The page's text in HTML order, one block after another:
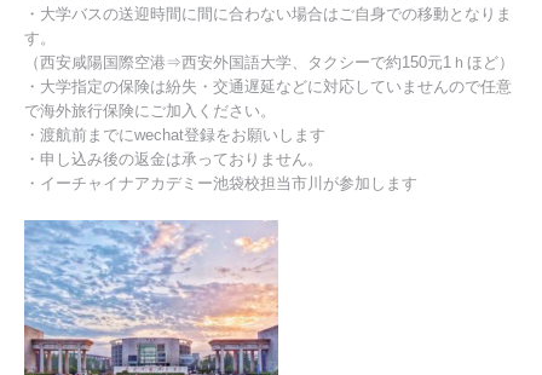
・大学バスの送迎時間に間に合わない場合はご自身での移動となりま
す。
（西安咸陽国際空港⇒西安外国語大学、タクシーで約150元1ｈほど）
・大学指定の保険は紛失・交通遅延などに対応していませんので任意
で海外旅行保険にご加入ください。
・渡航前までにwechat登録をお願いします
・申し込み後の返金は承っておりません。
・イーチャイナアカデミー池袋校担当市川が参加します